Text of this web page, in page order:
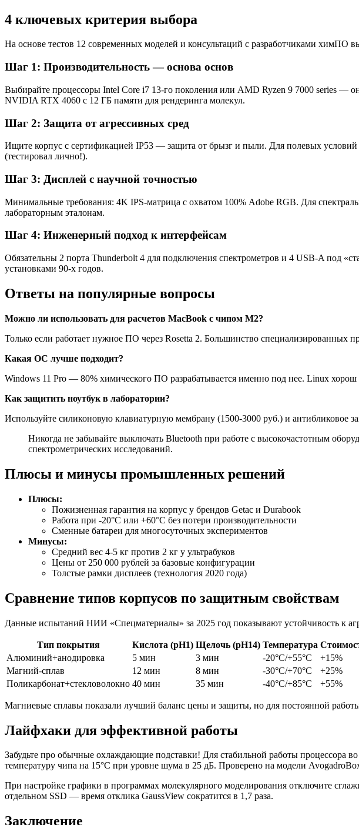
4 ключевых критерия выбора
На основе тестов 12 современных моделей и консультаций с разработчиками химПО
Шаг 1: Производительность — основа основ
Выбирайте процессоры Intel Core i7 13-го поколения или AMD Ryzen 9 7000 series
NVIDIA RTX 4060 с 12 ГБ памяти для рендеринга молекул.
Шаг 2: Защита от агрессивных сред
Ищите корпус с сертификацией IP53 — защита от брызг и пыли. Для полевых
(тестировал лично!).
Шаг 3: Дисплей с научной точностью
Минимальные требования: 4K IPS-матрица с охватом 100% Adobe RGB. Для
лабораторным эталонам.
Шаг 4: Инженерный подход к интерфейсам
Обязательны 2 порта Thunderbolt 4 для подключения спектрометров и 4 USB-A под
установками 90-х годов.
Ответы на популярные вопросы
Можно ли использовать для расчетов MacBook с чипом M2?
Только если работает нужное ПО через Rosetta 2. Большинство специализированных
Какая ОС лучше подходит?
Windows 11 Pro — 80% химического ПО разрабатывается именно под нее. Linux хорош
Как защитить ноутбук в лаборатории?
Используйте силиконовую клавиатурную мембрану (1500-3000 руб.) и
Никогда не забывайте выключать Bluetooth при работе с высокочастотным
спектрометрических исследований.
Плюсы и минусы промышленных решений
Плюсы:
Пожизненная гарантия на корпус у брендов Getac и Durabook
Работа при -20°C или +60°C без потери производительности
Сменные батареи для многосуточных экспериментов
Минусы:
Средний вес 4-5 кг против 2 кг у ультрабуков
Цены от 250 000 рублей за базовые конфигурации
Толстые рамки дисплеев (технология 2020 года)
Сравнение типов корпусов по защитным свойствам
Данные испытаний НИИ «Спецматериалы» за 2025 год показывают устойчивость к
Тип покрытия Кислота (pH1) Щелочь (pH14) Температура
Алюминий+анодировка
5 мин 3 мин -20°C/+55°C
+15%
Магний-сплав
12 мин 8 мин -30°C/+70°C
+25%
Поликарбонат+стекловолокно 40 мин 35 мин -40°C/+85°C +55%
Магниевые сплавы показали лучший баланс цены и защиты, но для постоянной
Лайфхаки для эффективной работы
Забудьте про обычные охлаждающие подставки! Для стабильной работы процессора
температуру чипа на 15°C при уровне шума в 25 дБ. Проверено на модели
При настройке графики в программах молекулярного моделирования отключите
отдельном SSD — время отклика GaussView сократится в 1,7 раза.
Заключение